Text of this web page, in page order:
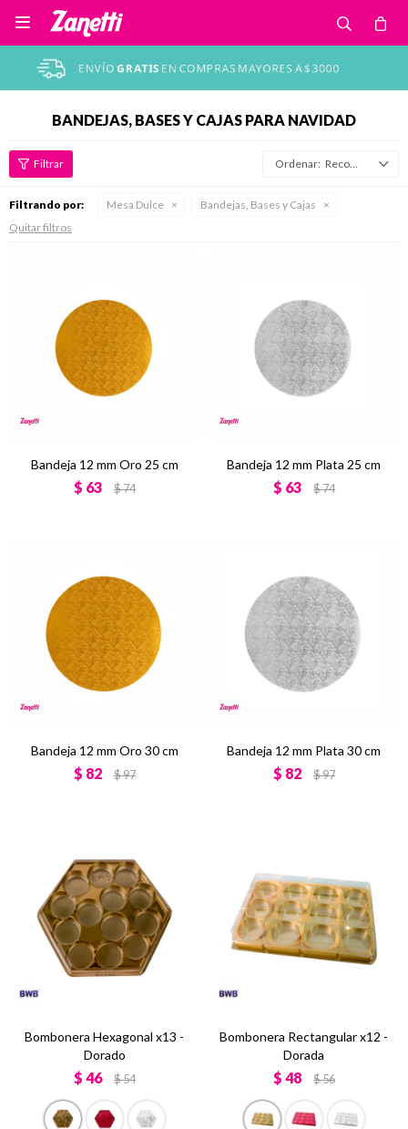

BANDEJAS, BASES Y CAJAS PARA NAVIDAD
Recomendados
Filtrando por: Mesa Dulce
Bandejas, Bases y Cajas
Quitar filtros
Bandeja 12 mm Oro 25 cm
$ 63 $74
Bandeja 12 mm Plata 25 cm
$ 63 $74
Bandeja 12 mm Oro 30 cm
$ 82 $97
Bandeja 12 mm Plata 30 cm
$ 82 $97
Bombonera Hexagonal x13 -
Dorado
$ 46 $54
Bombonera Rectangular x12 -
Dorada
$ 48 $56